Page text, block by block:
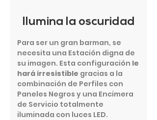
Ilumina la oscuridad
Para ser un gran barman, se
necesita una Estación digna de
su imagen. Esta configuración le
hará irresistible gracias a la
combinación de Perfiles con
Paneles Negros y una Encimera
de Servicio totalmente
iluminada con luces LED.